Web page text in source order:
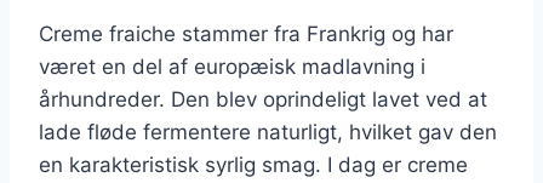
Creme fraiche stammer fra Frankrig og har
været en del af europæisk madlavning i
århundreder. Den blev oprindeligt lavet ved at
lade fløde fermentere naturligt, hvilket gav den
en karakteristisk syrlig smag. I dag er creme